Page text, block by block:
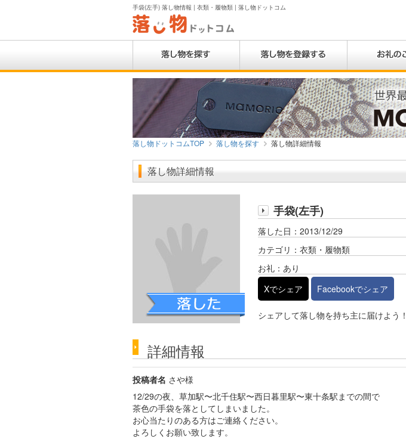
手袋(左手) 落し物情報 | 衣類・履物類 | 落し物ドットコム
落し物ドットコムTOP 落し物を探す 落し物詳細情報
落し物詳細情報
手袋(左手)
落した日：2013/12/29
カテゴリ：衣類・履物類
お礼：あり
Xでシェア
Facebookでシェア
シェアして落し物を持ち主に届けよう！
詳細情報
投稿者名 さや様
12/29の夜、草加駅〜北千住駅〜西日暮里駅〜東十条駅までの間で
茶色の手袋を落としてしまいました。
お心当たりのある方はご連絡ください。
よろしくお願い致します。